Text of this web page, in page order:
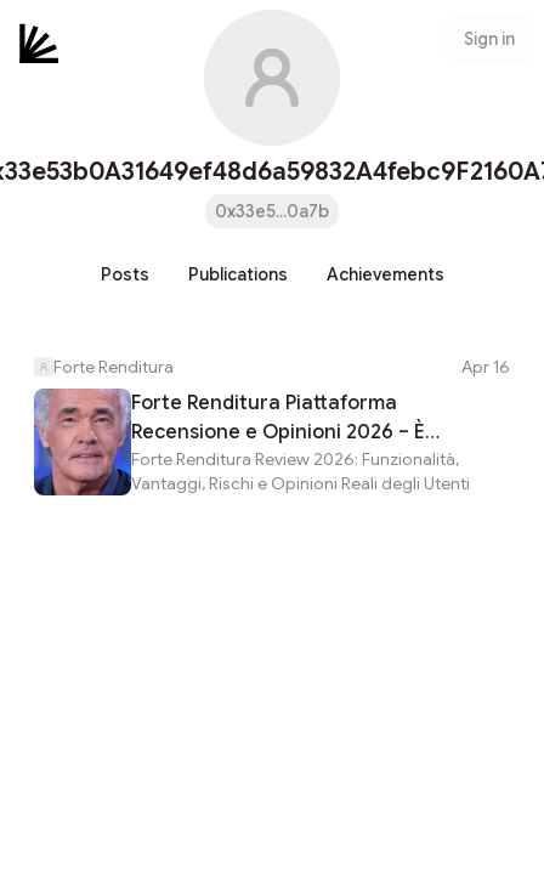
Sign in
0x33e5...0a7b
Posts Publications Achievements
Forte Renditura Apr 16
Forte Renditura Piattaforma
Recensione e Opinioni 2026 – È
Affidabile o una Possibile Truffa?
Forte Renditura Review 2026: Funzionalità,
Vantaggi, Rischi e Opinioni Reali degli Utenti